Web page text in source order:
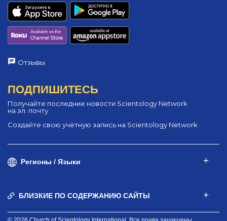
Отзывы
ПОДПИШИТЕСЬ
Получайте последние новости Scientology Network
на эл. почту
Создайте свою учётную запись на Scientology Network
Регионы / Языки
БЛИЗКИЕ ПО СОДЕРЖАНИЮ САЙТЫ